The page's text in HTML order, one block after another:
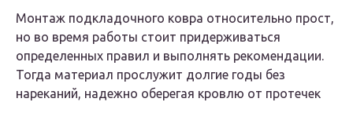
Монтаж подкладочного ковра относительно прост,
но во время работы стоит придерживаться
определенных правил и выполнять рекомендации.
Тогда материал прослужит долгие годы без
нареканий, надежно оберегая кровлю от протечек